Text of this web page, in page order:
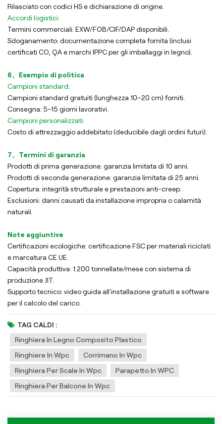
Rilasciato con codici HS e dichiarazione di origine.
Accordi logistici:
Termini commerciali: EXW/FOB/CIF/DAP disponibili.
Sdoganamento: documentazione completa fornita (inclusi
certificati CO, QA e marchi IPPC per gli imballaggi in legno).
6、Esempio di politica
Campioni standard:
Campioni standard gratuiti (lunghezza 10–20 cm) forniti.
Consegna: 5–15 giorni lavorativi.
Campioni personalizzati:
Costo di attrezzaggio addebitato (deducibile dagli ordini futuri).
7、Termini di garanzia
Prodotti di prima generazione: garanzia limitata di 10 anni.
Prodotti di seconda generazione: garanzia limitata di 25 anni.
Copertura: integrità strutturale e prestazioni anti-creep.
Esclusioni: danni causati da installazione impropria o calamità
naturali.
Note aggiuntive
Certificazioni ecologiche: certificazione FSC per materiali riciclati
e marcatura CE UE.
Capacità produttiva: 1.200 tonnellate/mese con sistema di
produzione JIT.
Supporto tecnico: video guida all'installazione gratuiti e software
per il calcolo del carico.
TAG CALDI :
Ringhiera In Legno Composito Plastico
Ringhiere In Wpc
Corrimano In Wpc
Ringhiera Per Scale In Wpc
Parapetto In WPC
Ringhiera Per Balcone In Wpc